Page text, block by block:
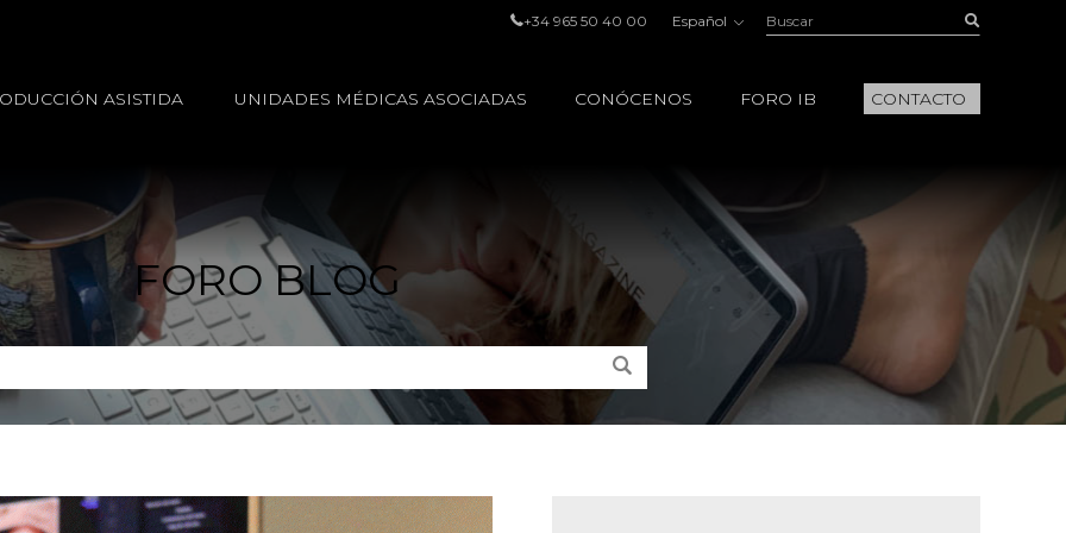
+34 965 50 40 00 Español Buscar:
ASISTIDA UNIDADES MÉDICAS ASOCIADAS CONÓCENOS FORO IB CONTACTO
FORO BLOG